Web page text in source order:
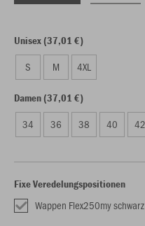
Unisex (37,01 €)
S M 4XL
Damen (37,01 €)
34 36 38 40 42
Fixe Veredelungspositionen
Wappen Flex250my schwarz